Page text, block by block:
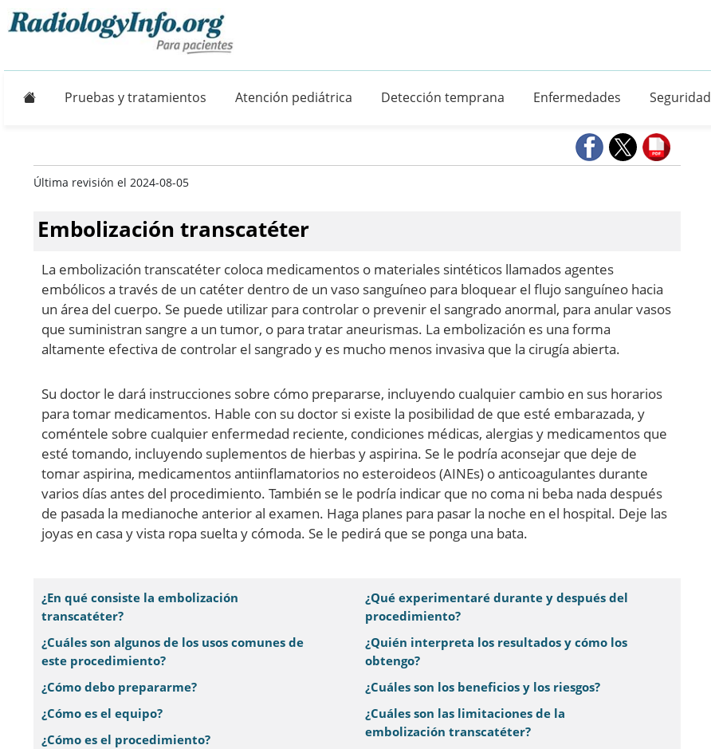
Pruebas y tratamientos Atención pediátrica Detección temprana Enfermedades Seguridad
Última revisión el 2024-08-05
Embolización transcatéter
La embolización transcatéter coloca medicamentos o materiales sintéticos llamados agentes
embólicos a través de un catéter dentro de un vaso sanguíneo para bloquear el flujo sanguíneo hacia
un área del cuerpo. Se puede utilizar para controlar o prevenir el sangrado anormal, para anular vasos
que suministran sangre a un tumor, o para tratar aneurismas. La embolización es una forma
altamente efectiva de controlar el sangrado y es mucho menos invasiva que la cirugía abierta.
Su doctor le dará instrucciones sobre cómo prepararse, incluyendo cualquier cambio en sus horarios
para tomar medicamentos. Hable con su doctor si existe la posibilidad de que esté embarazada, y
coméntele sobre cualquier enfermedad reciente, condiciones médicas, alergias y medicamentos que
esté tomando, incluyendo suplementos de hierbas y aspirina. Se le podría aconsejar que deje de
tomar aspirina, medicamentos antiinflamatorios no esteroideos (AINEs) o anticoagulantes durante
varios días antes del procedimiento. También se le podría indicar que no coma ni beba nada después
de pasada la medianoche anterior al examen. Haga planes para pasar la noche en el hospital. Deje las
joyas en casa y vista ropa suelta y cómoda. Se le pedirá que se ponga una bata.
¿En qué consiste la embolización
transcatéter?
¿Cuáles son algunos de los usos comunes de
este procedimiento?
¿Cómo debo prepararme?
¿Cómo es el equipo?
¿Cómo es el procedimiento?
¿Qué experimentaré durante y después del
procedimiento?
¿Quién interpreta los resultados y cómo los
obtengo?
¿Cuáles son los beneficios y los riesgos?
¿Cuáles son las limitaciones de la
embolización transcatéter?